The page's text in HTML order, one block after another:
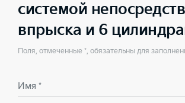
системой
впрыска и 6
Поля, отмеченные *, обязательны для
Имя *